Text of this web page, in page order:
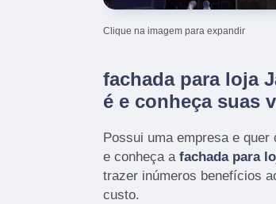
Clique na imagem para expandir
fachada para loja
é e conheça suas
Possui uma empresa e
e conheça a fachada para
trazer inúmeros benefícios
custo.